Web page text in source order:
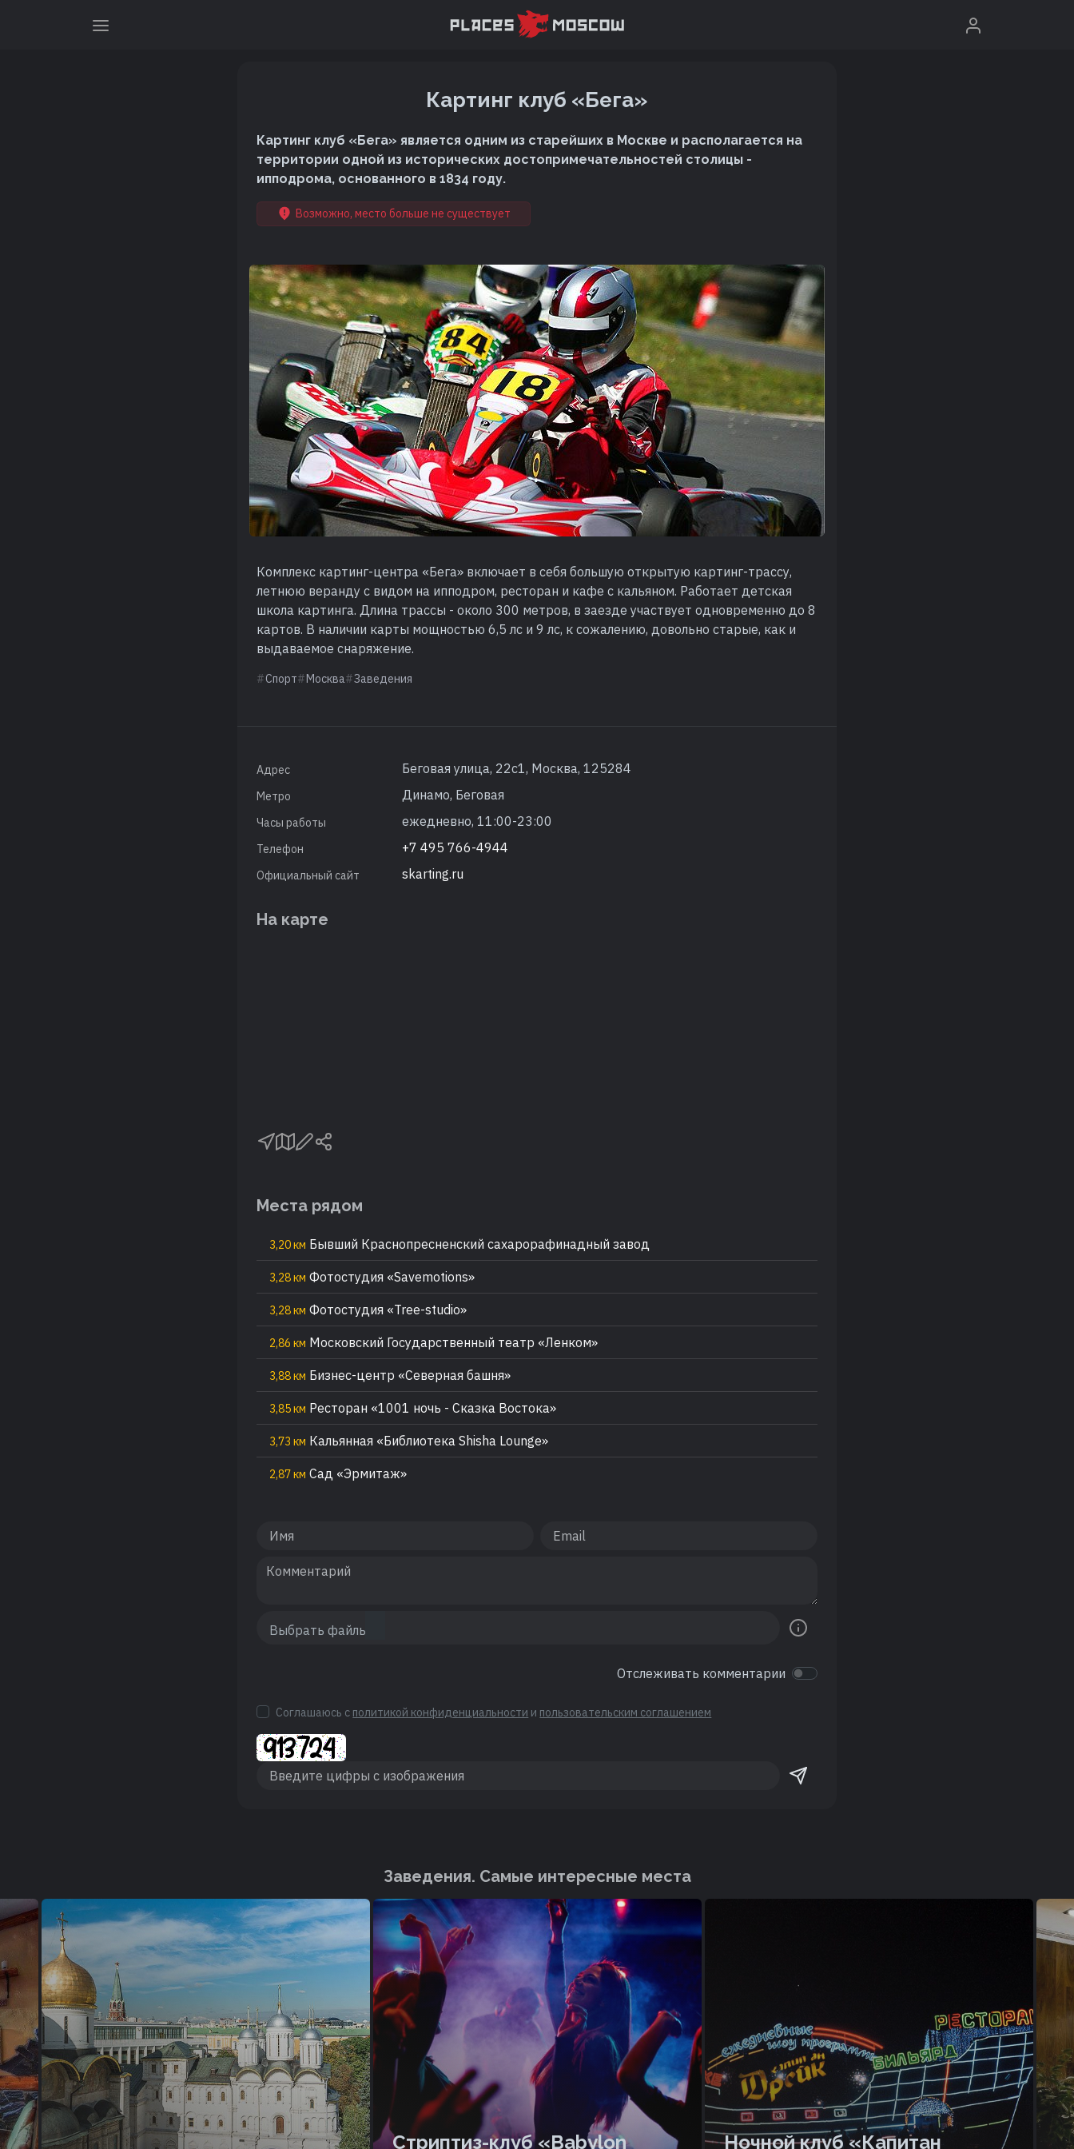
Картинг клуб «Бега»
Картинг клуб «Бега» является одним из старейших в Москве и располагается на
территории одной из исторических достопримечательностей столицы -
ипподрома, основанного в 1834 году.
Возможно, место больше не существует
Комплекс картинг-центра «Бега» включает в себя большую открытую картинг-трассу,
летнюю веранду с видом на ипподром, ресторан и кафе с кальяном. Работает детская
школа картинга. Длина трассы - около 300 метров, в заезде участвует одновременно до 8
картов. В наличии карты мощностью 6,5 лс и 9 лс, к сожалению, довольно старые, как и
выдаваемое снаряжение.
Спорт Москва Заведения
Адрес Беговая улица, 22с1, Москва, 125284
Метро Динамо, Беговая
Часы работы ежедневно, 11:00-23:00
Телефон +7 495 766-4944
Официальный сайт skarting.ru
На карте
Места рядом
3,20 км Бывший Краснопресненский сахарорафинадный завод
3,28 км Фотостудия «Savemotions»
3,28 км Фотостудия «Tree-studio»
2,86 км Московский Государственный театр «Ленком»
3,88 км Бизнес-центр «Северная башня»
3,85 км Ресторан «1001 ночь - Сказка Востока»
3,73 км Кальянная «Библиотека Shisha Lounge»
2,87 км Сад «Эрмитаж»
Отслеживать комментарии
Соглашаюсь с политикой конфиденциальности и пользовательским соглашением
Заведения. Cамые интересные места
Стриптиз-клуб «Babylon Ночной клуб «Капитан